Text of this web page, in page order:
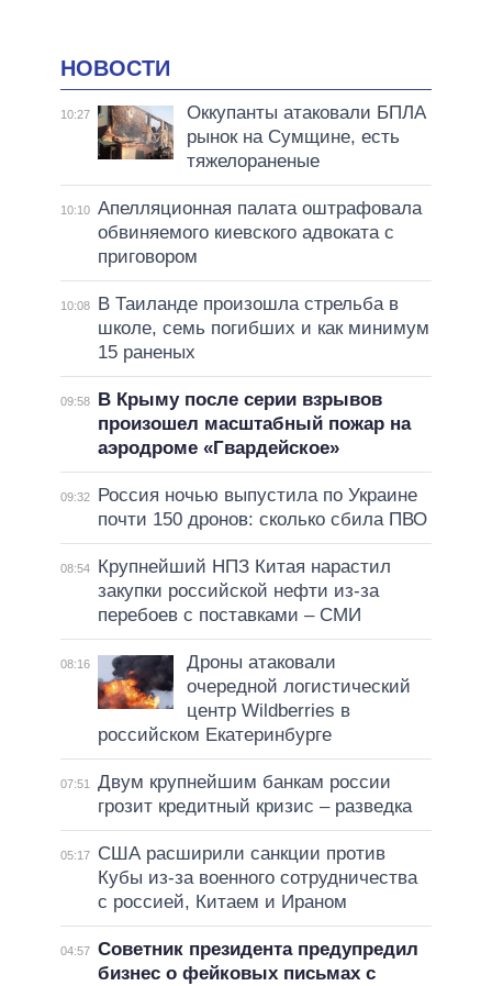
НОВОСТИ
10:27
Оккупанты атаковали БПЛА
рынок на Сумщине, есть
тяжелораненые
10:10 Апелляционная палата оштрафовала
обвиняемого киевского адвоката с
приговором
10:08
В Таиланде произошла стрельба в
школе, семь погибших и как минимум
15 раненых
09:58
В Крыму после серии взрывов
произошел масштабный пожар на
аэродроме «Гвардейское»
09:32
Россия ночью выпустила по Украине
почти 150 дронов: сколько сбила ПВО
08:54
Крупнейший НПЗ Китая нарастил
закупки российской нефти из-за
перебоев с поставками – СМИ
08:16
Дроны атаковали
очередной логистический
центр Wildberries в
российском Екатеринбурге
07:51
Двум крупнейшим банкам россии
грозит кредитный кризис – разведка
05:17
США расширили санкции против
Кубы из-за военного сотрудничества
с россией, Китаем и Ираном
04:57 Советник президента предупредил
бизнес о фейковых письмах с